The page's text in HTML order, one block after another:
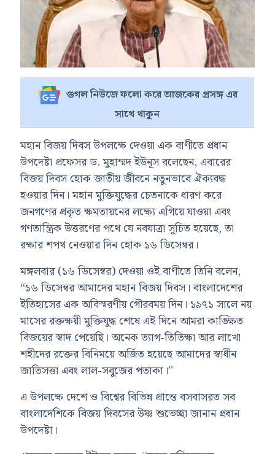
গুগল নিউজে ফলো করে আজকের প্রসঙ্গ এর
সাথে থাকুন
মহান বিজয় দিবস উপলক্ষে দেওয়া এক বাণীতে প্রধান
উপদেষ্টা প্রফেসর ড. মুহাম্মদ ইউনূস বলেছেন, এবারের
বিজয় দিবস হোক জাতীয় জীবনে নতুনভাবে ঐক্যবদ্ধ
হওয়ার দিন। মহান মুক্তিযুদ্ধের চেতনাকে ধারণ করে
জনগণের প্রকৃত ক্ষমতায়নের লক্ষ্যে এগিয়ে যাওয়া এবং
গণতান্ত্রিক উত্তরণের পথে যে নবযাত্রা সূচিত হয়েছে, তা
রক্ষার শপথ নেওয়ার দিন হোক ১৬ ডিসেম্বর।
মঙ্গলবার (১৬ ডিসেম্বর) দেওয়া ওই বাণীতে তিনি বলেন,
“১৬ ডিসেম্বর আমাদের মহান বিজয় দিবস। বাংলাদেশের
ইতিহাসের এক অবিস্মরণীয় গৌরবময় দিন। ১৯৭১ সালে নয়
মাসের রক্তক্ষয়ী মুক্তিযুদ্ধ শেষে এই দিনে আমরা কাঙ্ক্ষিত
বিজয়ের স্বাদ পেয়েছি। অনেক ত্যাগ-তিতিক্ষা আর লাখো
শহীদের রক্তের বিনিময়ে অর্জিত হয়েছে আমাদের স্বাধীন
জাতিসত্তা এবং লাল-সবুজের পতাকা।”
এ উপলক্ষে দেশে ও বিশ্বের বিভিন্ন প্রান্তে বসবাসরত সব
বাংলাদেশিকে বিজয় দিবসের উষ্ণ শুভেচ্ছা জানান প্রধান
উপদেষ্টা।